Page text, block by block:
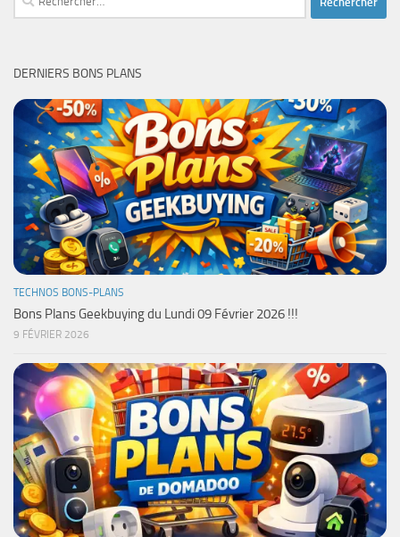
DERNIERS BONS PLANS
TECHNOS BONS-PLANS
Bons Plans Geekbuying du Lundi 09 Février 2026 !!!
9 FÉVRIER 2026